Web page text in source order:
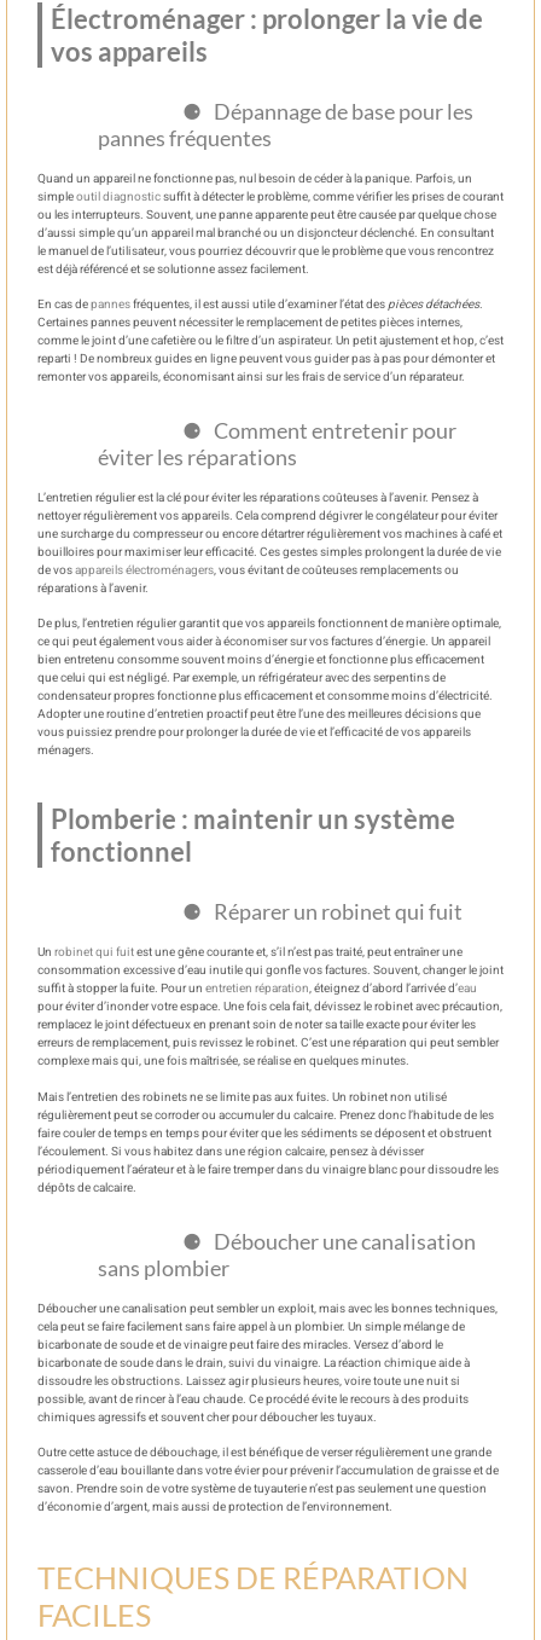
Électroménager : prolonger la vie de
vos appareils
Dépannage de base pour les
pannes fréquentes
Quand un appareil ne fonctionne pas, nul besoin de céder à la panique. Parfois, un
simpleoutil diagnosticsuffit à détecter le problème, comme vérifier les prises de courant
ou les interrupteurs. Souvent, une panne apparente peut être causée par quelque chose
d’aussi simple qu’un appareil mal branché ou un disjoncteur déclenché. En consultant
le manuel de l’utilisateur, vous pourriez découvrir que le problème que vous rencontrez
est déjà référencé et se solutionne assez facilement.
En cas depannesfréquentes, il est aussi utile d’examiner l’état despièces détachées.
Certaines pannes peuvent nécessiter le remplacement de petites pièces internes,
comme le joint d’une cafetière ou le filtre d’un aspirateur. Un petit ajustement et hop, c’est
reparti ! De nombreux guides en ligne peuvent vous guider pas à pas pour démonter et
remonter vos appareils, économisant ainsi sur les frais de service d’un réparateur.
Comment entretenir pour
éviter les réparations
L’entretien régulier est la clé pour éviter les réparations coûteuses à l’avenir. Pensez à
nettoyer régulièrement vos appareils. Cela comprend dégivrer le congélateur pour éviter
une surcharge du compresseur ou encore détartrer régulièrement vos machines à café et
bouilloires pour maximiser leur efficacité. Ces gestes simples prolongent la durée de vie
de vosappareils électroménagers, vous évitant de coûteuses remplacements ou
réparations à l’avenir.
De plus, l’entretien régulier garantit que vos appareils fonctionnent de manière optimale,
ce qui peut également vous aider à économiser sur vos factures d’énergie. Un appareil
bien entretenu consomme souvent moins d’énergie et fonctionne plus efficacement
que celui qui est négligé. Par exemple, un réfrigérateur avec des serpentins de
condensateur propres fonctionne plus efficacement et consomme moins d’électricité.
Adopter une routine d’entretien proactif peut être l’une des meilleures décisions que
vous puissiez prendre pour prolonger la durée de vie et l’efficacité de vos appareils
ménagers.
Plomberie : maintenir un système
fonctionnel
Réparer un robinet qui fuit
Un robinet qui fuitest une gêne courante et, s’il n’est pas traité, peut entraîner une
consommation excessive d’eau inutile qui gonfle vos factures. Souvent, changer le joint
suffit à stopper la fuite. Pour un entretien réparation, éteignez d’abord l’arrivée d’eau
pour éviter d’inonder votre espace. Une fois cela fait, dévissez le robinet avec précaution,
remplacez le joint défectueux en prenant soin de noter sa taille exacte pour éviter les
erreurs de remplacement, puis revissez le robinet. C’est une réparation qui peut sembler
complexe mais qui, une fois maîtrisée, se réalise en quelques minutes.
Mais l’entretien des robinets ne se limite pas aux fuites. Un robinet non utilisé
régulièrement peut se corroder ou accumuler du calcaire. Prenez donc l’habitude de les
faire couler de temps en temps pour éviter que les sédiments se déposent et obstruent
l’écoulement. Si vous habitez dans une région calcaire, pensez à dévisser
périodiquement l’aérateur et à le faire tremper dans du vinaigre blanc pour dissoudre les
dépôts de calcaire.
Déboucher une canalisation
sans plombier
Déboucher une canalisation peut sembler un exploit, mais avec les bonnes techniques,
cela peut se faire facilement sans faire appel à un plombier. Un simple mélange de
bicarbonate de soude et de vinaigre peut faire des miracles. Versez d’abord le
bicarbonate de soude dans le drain, suivi du vinaigre. La réaction chimique aide à
dissoudre les obstructions. Laissez agir plusieurs heures, voire toute une nuit si
possible, avant de rincer à l’eau chaude. Ce procédé évite le recours à des produits
chimiques agressifs et souvent cher pour déboucher les tuyaux.
Outre cette astuce de débouchage, il est bénéfique de verser régulièrement une grande
casserole d’eau bouillante dans votre évier pour prévenir l’accumulation de graisse et de
savon. Prendre soin de votre système de tuyauterie n’est pas seulement une question
d’économie d’argent, mais aussi de protection de l’environnement.
TECHNIQUES DE RÉPARATION
FACILES